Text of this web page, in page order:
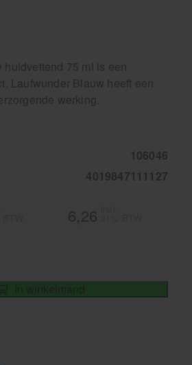
75 ml is een
Laufwunder Blauw heeft een
werking.
106046
4019847111127
6,26
In winkelmand